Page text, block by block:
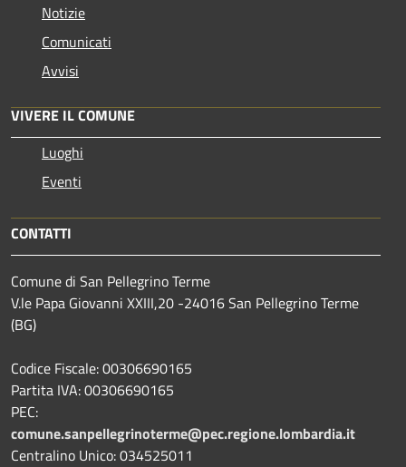
Notizie
Comunicati
Avvisi
VIVERE IL COMUNE
Luoghi
Eventi
CONTATTI
Comune di San Pellegrino Terme
V.le Papa Giovanni XXIII,20 -24016 San Pellegrino Terme
(BG)
Codice Fiscale: 00306690165
Partita IVA: 00306690165
PEC:
comune.sanpellegrinoterme@pec.regione.lombardia.it
Centralino Unico: 034525011